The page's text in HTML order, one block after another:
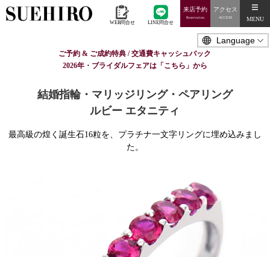
WEB問合せ LINE問合せ
来店予約
Reservation
アクセス
ACCESS MENU
ご予約 & ご成約特典 / 交通費キャッシュバック
2026年・ブライダルフェアは「こちら」から
結婚指輪・マリッジリング・ペアリング
ルビー エタニティ
最高級の煌く誕生石16粒を、プラチナ一文字リングに埋め込みまし
た。